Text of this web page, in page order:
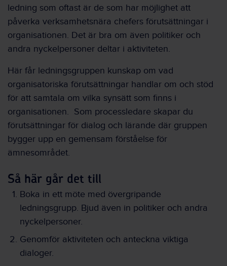
ledning som oftast är de som har möjlighet att
påverka verksamhetsnära chefers förutsättningar i
organisationen. Det är bra om även politiker och
andra nyckelpersoner deltar i aktiviteten.
Här får ledningsgruppen kunskap om vad
organisatoriska förutsättningar handlar om och stöd
för att samtala om vilka synsätt som finns i
organisationen. Som processledare skapar du
förutsättningar för dialog och lärande där gruppen
bygger upp en gemensam förståelse för
ämnesområdet.
Så här går det till
Boka in ett möte med övergripande
ledningsgrupp. Bjud även in politiker och andra
nyckelpersoner.
Genomför aktiviteten och anteckna viktiga
dialoger.